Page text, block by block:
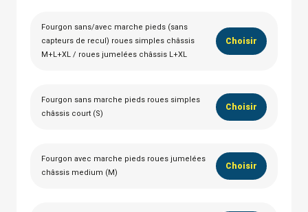
Fourgon sans/avec marche pieds (sans
capteurs de recul) roues simples châssis
M+L+XL / roues jumelées châssis L+XL
Choisir
Fourgon sans marche pieds roues simples
châssis court (S)
Choisir
Fourgon avec marche pieds roues jumelées
châssis medium (M)
Choisir